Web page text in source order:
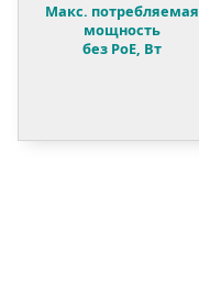
Макс. потребляемая
мощность
без PoE, Вт